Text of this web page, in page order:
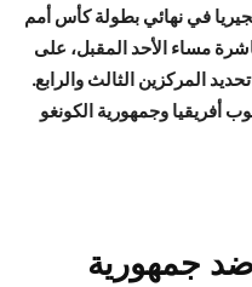
في نهائي بطولة كأس أمم
في العاشرة مساء الأحد المقبل، على
المركزين الثالث والرابع.
فبراير بين جنوب أفريقيا وجمهورية الكونغو
جمهورية